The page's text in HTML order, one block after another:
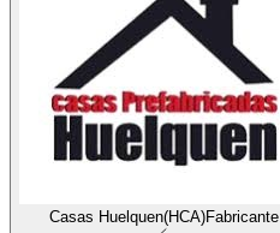
Casas Huelquen(HCA)Fabricante